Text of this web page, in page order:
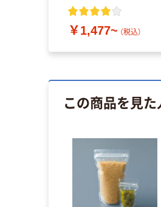
￥1,477~ （税込）
この商品を見